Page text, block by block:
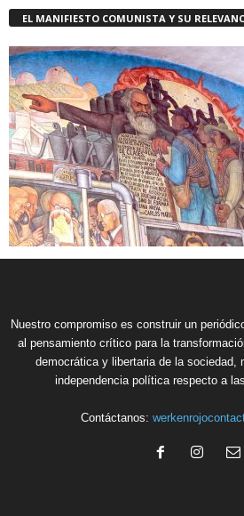
EL MANIFIESTO COMUNISTA Y SU
Nuestro compromiso es construir un
al pensamiento crítico para la
democrática y libertaria de la sociedad,
independencia política respecto a
Contáctanos: